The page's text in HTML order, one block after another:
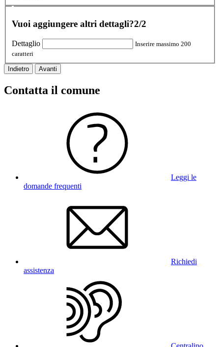
Vuoi aggiungere altri dettagli?2/2
Dettaglio
Inserire massimo 200
caratteri
Indietro Avanti
Contatta il comune
Leggi le
domande frequenti
Richiedi
assistenza